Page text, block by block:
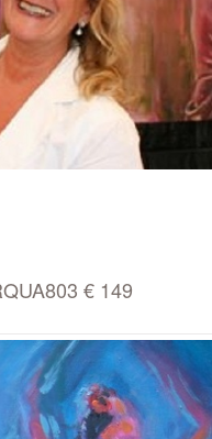
€ 149